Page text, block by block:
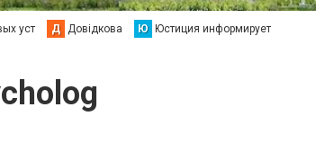
уст Д Довідкова Ю Юстиция информирует